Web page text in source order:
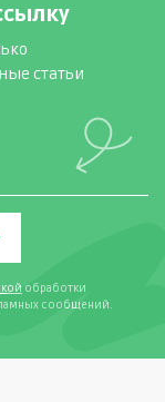
статьи
обработки
сообщений.